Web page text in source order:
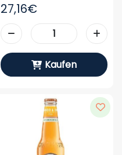
27,16€
Kaufen